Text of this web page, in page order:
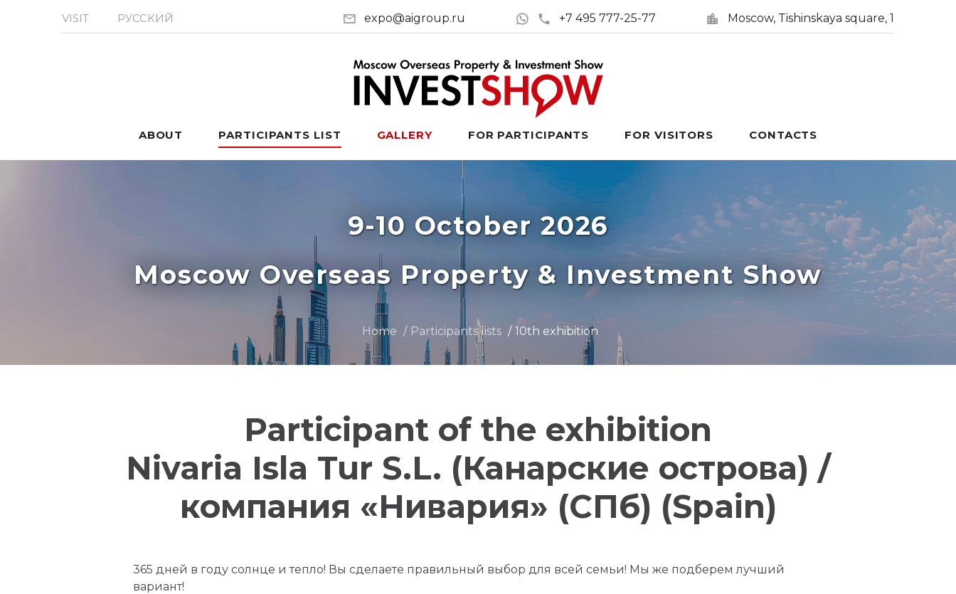
VISIT РУССКИЙ expo@aigroup.ru +7 495 777-25-77 Moscow, Tishinskaya square, 1
ABOUT PARTICIPANTS LIST GALLERY FOR PARTICIPANTS FOR VISITORS CONTACTS
9-10 October 2026
Moscow Overseas Property & Investment Show
Home Participants lists 10th exhibition
Participant of the exhibition
Nivaria Isla Tur S.L. (Канарские острова) /
компания «Нивария» (СПб) (Spain)
365 дней в году солнце и тепло! Вы сделаете правильный выбор для всей семьи! Мы же подберем лучший
вариант!